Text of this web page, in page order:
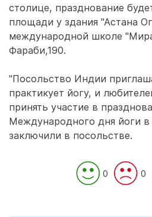
столице, празднование
площади у здания "Астана
международной школе
Фараби,190.
"Посольство Индии
практикует йогу, и
принять участие в
Международного дня йоги
заключили в посольстве.
0 0